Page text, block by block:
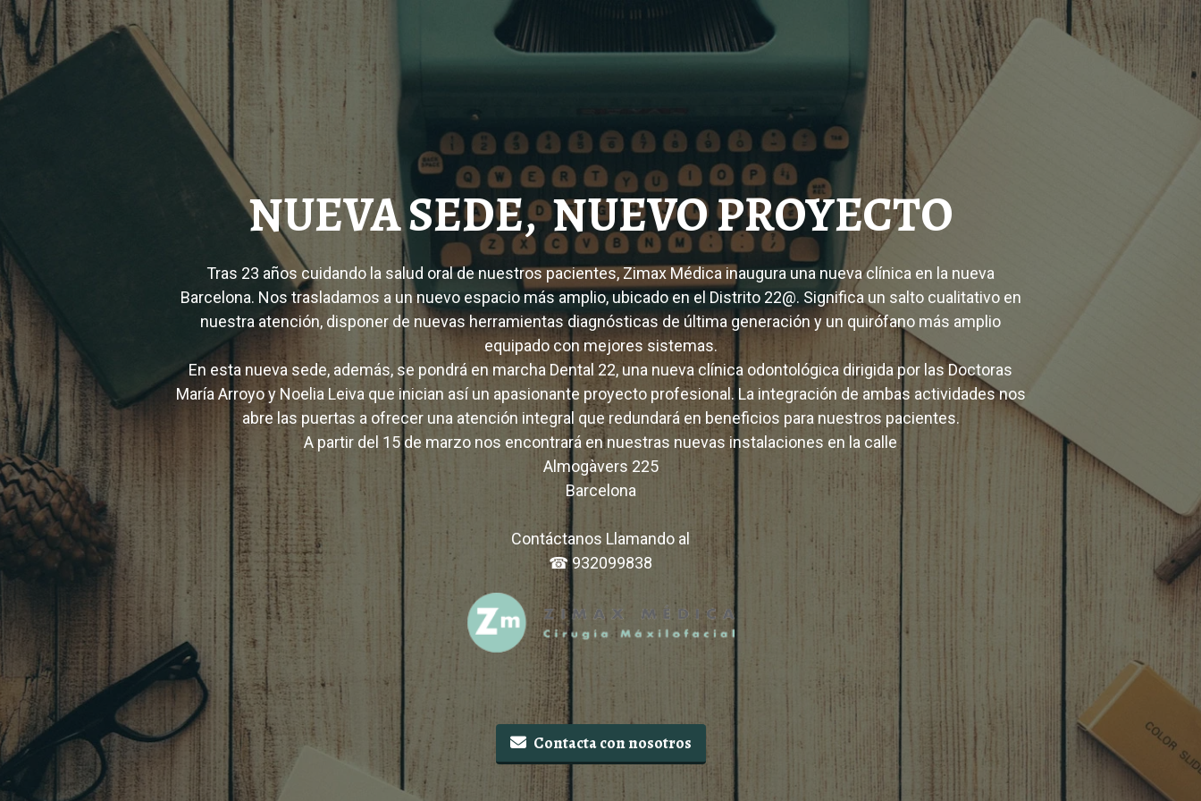
NUEVA SEDE, NUEVO PROYECTO
Tras 23 años cuidando la salud oral de nuestros pacientes, Zimax Médica inaugura una nueva clínica en la nueva
Barcelona. Nos trasladamos a un nuevo espacio más amplio, ubicado en el Distrito 22@. Significa un salto cualitativo en
nuestra atención, disponer de nuevas herramientas diagnósticas de última generación y un quirófano más amplio
equipado con mejores sistemas.
En esta nueva sede, además, se pondrá en marcha Dental 22, una nueva clínica odontológica dirigida por las Doctoras
María Arroyo y Noelia Leiva que inician así un apasionante proyecto profesional. La integración de ambas actividades nos
abre las puertas a ofrecer una atención integral que redundará en beneficios para nuestros pacientes.
A partir del 15 de marzo nos encontrará en nuestras nuevas instalaciones en la calle
Almogàvers 225
Barcelona
Contáctanos Llamando al
☎ 932099838
Contacta con nosotros